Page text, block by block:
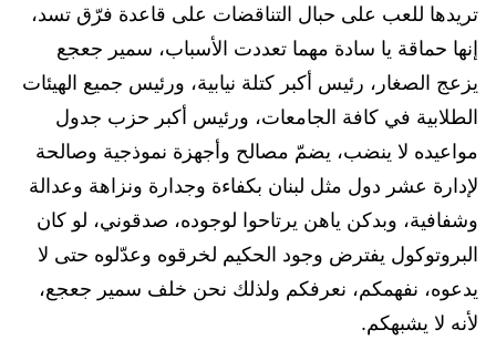
تريدها للعب على حبال التناقضات على قاعدة فرّق تسد،
إنها حماقة يا سادة مهما تعددت الأسباب، سمير جعجع
يزعج الصغار، رئيس أكبر كتلة نيابية، ورئيس جميع الهيئات
الطلابية في كافة الجامعات، ورئيس أكبر حزب جدول
مواعيده لا ينضب، يضمّ مصالح وأجهزة نموذجية وصالحة
لإدارة عشر دول مثل لبنان بكفاءة وجدارة ونزاهة وعدالة
وشفافية، وبدكن ياهن يرتاحوا لوجوده، صدقوني، لو كان
البروتوكول يفترض وجود الحكيم لخرقوه وعدّلوه حتى لا
يدعوه، نفهمكم، نعرفكم ولذلك نحن خلف سمير جعجع،
لأنه لا يشبهكم.